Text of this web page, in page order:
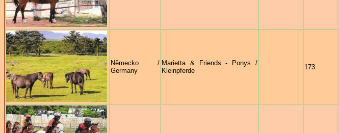
Německo /
Germany
Marietta & Friends - Ponys /
Kleinpferde
173